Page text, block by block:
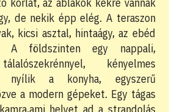
korlát, az ablakok kékre vannak
de nekik épp elég. A teraszon
kicsi asztal, hintaágy, az ebéd
A földszinten egy nappali,
kényelmes
nyílik a konyha, egyszerű
a modern gépeket. Egy tágas